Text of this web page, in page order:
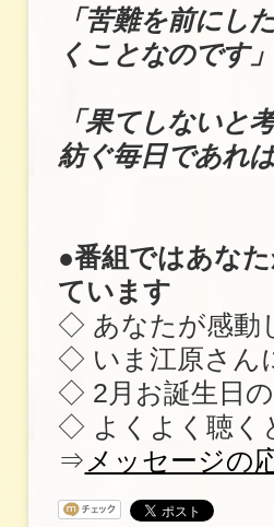
「苦難を前にし
くことなのです」
「果てしないと
紡ぐ毎日であれ
●番組ではあな
ています
◇ あなたが感動
◇ いま江原さん
◇ 2月お誕生日
◇ よくよく聴く
⇒ メッセージの